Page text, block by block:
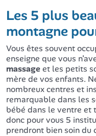
Les 5 plus
montagne
Vous êtes souvent
enseigne que vous
massageet les petits
mère de vos enfants.
nombreux centres et
remarquable dans les
bébé dans le ventre et
donc pour vous 5
prendront bien soin du